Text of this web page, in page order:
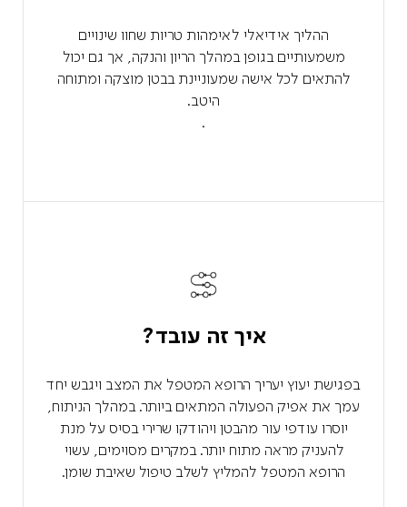
ההליך אידיאלי לאימהות טריות שחוו שינויים
משמעותיים בגופן במהלך הריון והנקה, אך גם יכול
להתאים לכל אישה שמעוניינת בבטן מוצקה ומתוחה
היטב.
.
איך זה עובד?
בפגישת יעוץ יעריך הרופא המטפל את המצב ויגבש יחד
עמך את אפיק הפעולה המתאים ביותר. במהלך הניתוח,
יוסרו עודפי עור מהבטן ויהודקו שרירי בסיס על מנת
להעניק מראה מתוח יותר. במקרים מסוימים, עשוי
הרופא המטפל להמליץ לשלב טיפול שאיבת שומן.